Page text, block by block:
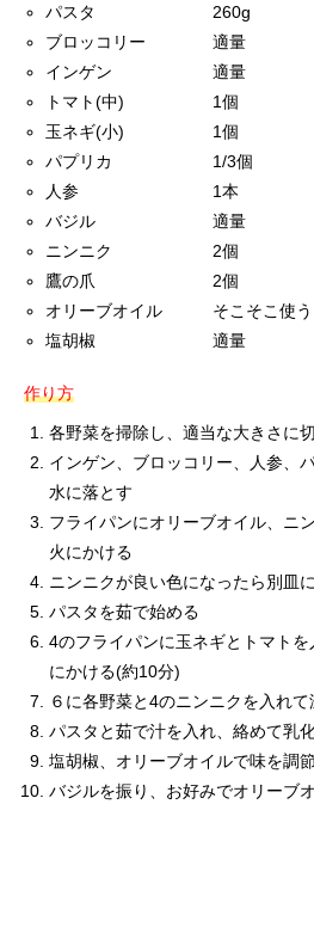
パスタ 260g
ブロッコリー 適量
インゲン 適量
トマト(中) 1個
玉ネギ(小) 1個
パプリカ 1/3個
人参 1本
バジル 適量
ニンニク 2個
鷹の爪 2個
オリーブオイル そこそこ使う
塩胡椒 適量
作り方
各野菜を掃除し、適当な大きさに
インゲン、ブロッコリー、人参、
水に落とす
フライパンにオリーブオイル、ニ
火にかける
ニンニクが良い色になったら別皿
パスタを茹で始める
4のフライパンに玉ネギとトマト
にかける(約10分)
６に各野菜と4のニンニクを入れて
パスタと茹で汁を入れ、絡めて乳
塩胡椒、オリーブオイルで味を調
バジルを振り、お好みでオリーブ